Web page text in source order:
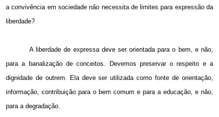
a convivência em sociedade não necessita de limites para expressão da
liberdade?
A liberdade de expressa deve ser orientada para o bem, e não,
para a banalização de conceitos. Devemos preservar o respeito e a
dignidade de outrem. Ela deve ser utilizada como fonte de orientação,
informação, contribuição para o bem comum e para a educação, e não,
para a degradação.